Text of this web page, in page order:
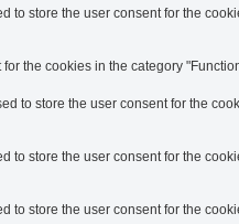
to store the user consent for the
the cookies in the category
to store the user consent for the
to store the user consent for the
to store the user consent for the